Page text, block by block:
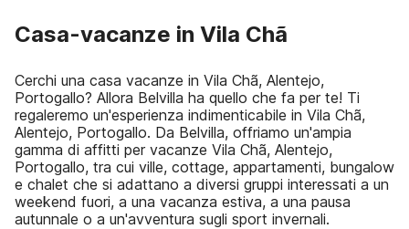
Casa-vacanze in Vila Chã
Cerchi una casa vacanze in Vila Chã, Alentejo,
Portogallo? Allora Belvilla ha quello che fa per te! Ti
regaleremo un'esperienza indimenticabile in Vila Chã,
Alentejo, Portogallo. Da Belvilla, offriamo un'ampia
gamma di affitti per vacanze Vila Chã, Alentejo,
Portogallo, tra cui ville, cottage, appartamenti, bungalow
e chalet che si adattano a diversi gruppi interessati a un
weekend fuori, a una vacanza estiva, a una pausa
autunnale o a un'avventura sugli sport invernali.